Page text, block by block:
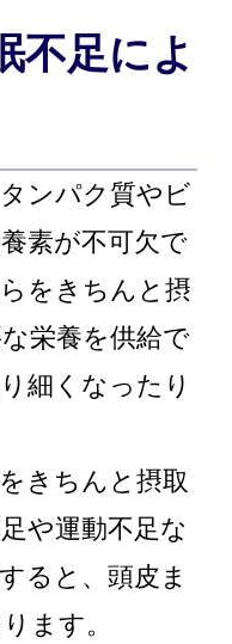
不足によ
ンパク質やビ
素が不可欠で
をきちんと摂
栄養を供給で
細くなったり
きちんと摂取
や運動不足な
ると、頭皮ま
ます。